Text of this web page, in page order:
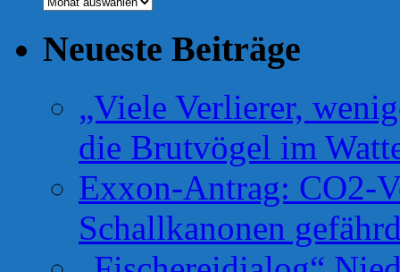
Neueste Beiträge
„Viele Verlierer,
die Brutvögel im
Exxon-Antrag: CO2-
Schallkanonen